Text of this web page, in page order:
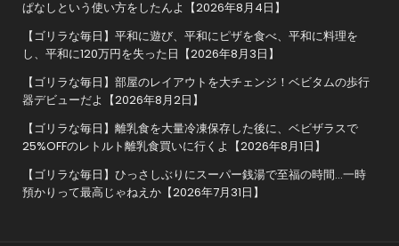
ぱなしという使い方をしたんよ【2026年8月4日】
【ゴリラな毎日】平和に遊び、平和にピザを食べ、平和に料理を
し、平和に120万円を失った日【2026年8月3日】
【ゴリラな毎日】部屋のレイアウトを大チェンジ！ベビタムの歩行
器デビューだよ【2026年8月2日】
【ゴリラな毎日】離乳食を大量冷凍保存した後に、ベビザラスで
25%OFFのレトルト離乳食買いに行くよ【2026年8月1日】
【ゴリラな毎日】ひっさしぶりにスーパー銭湯で至福の時間…一時
預かりって最高じゃねえか【2026年7月31日】